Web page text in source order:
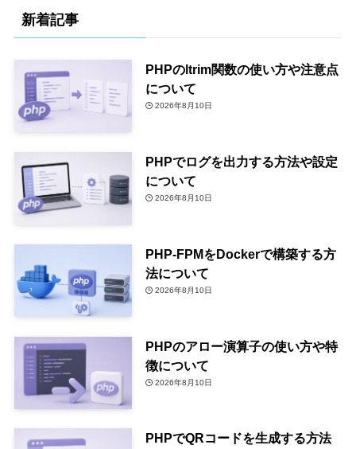
新着記事
PHPのltrim関数の使い方や注意点
について
2026年8月10日
PHPでログを出力する方法や設定
について
2026年8月10日
PHP-FPMをDockerで構築する方
法について
2026年8月10日
PHPのアロー演算子の使い方や特
徴について
2026年8月10日
PHPでQRコードを生成する方法